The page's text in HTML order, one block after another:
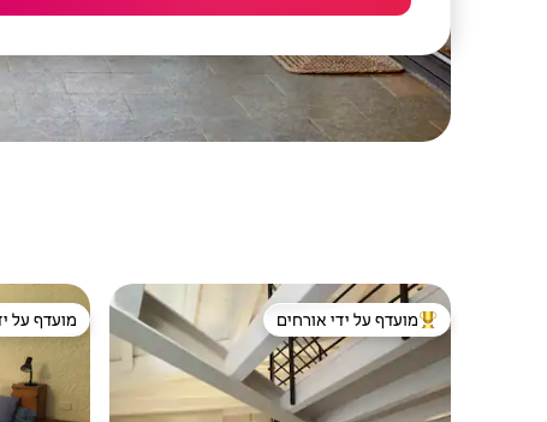
מוביל בקרב נכסים מועדפים על ידי אורחים
מועדף על ידי אורחים מועדף על
מועדף על